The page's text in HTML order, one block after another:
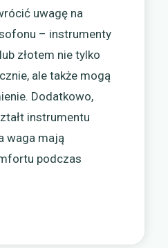
uwagę na
– instrumenty
złotem nie tylko
ale także mogą
Dodatkowo,
instrumentu
waga mają
podczas